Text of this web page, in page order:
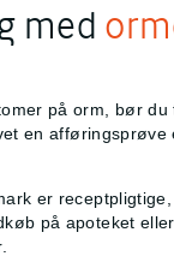
med
på orm, bør
en afføringsprøve
er
på apoteket